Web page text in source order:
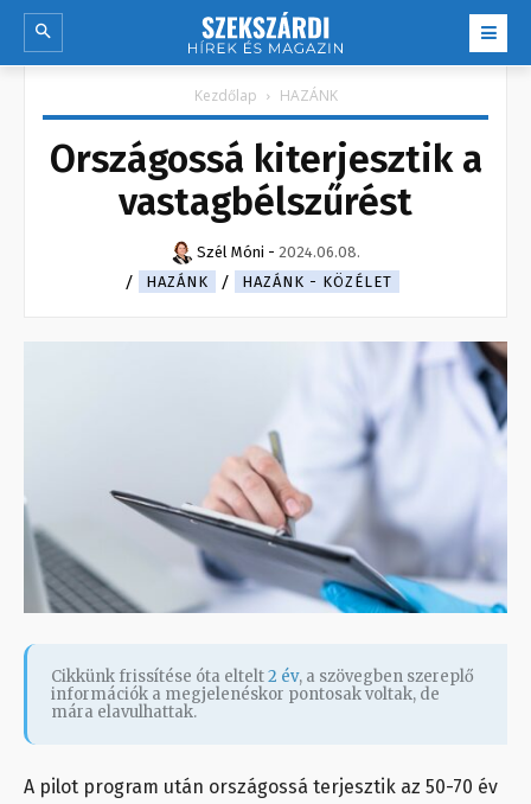
Kezdőlap HAZÁNK
Országossá kiterjesztik a
vastagbélszűrést
Szél Móni - 2024.06.08.
HAZÁNK
HAZÁNK - KÖZÉLET
Cikkünk frissítése óta eltelt2 év, a szövegben szereplő
információk a megjelenéskor pontosak voltak, de
mára elavulhattak.
A pilot program után országossá terjesztik az 50-70 év